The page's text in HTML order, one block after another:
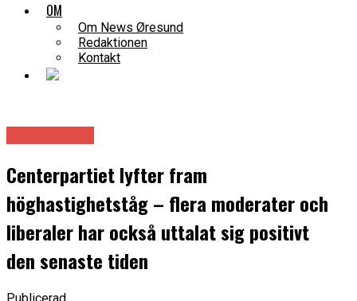
OM
Om News Øresund
Redaktionen
Kontakt
Centerpartiet lyfter fram
höghastighetståg – flera moderater och
liberaler har också uttalat sig positivt
den senaste tiden